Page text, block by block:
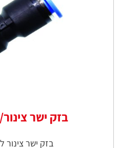
בזק ישר צינור/
בזק ישר צינור